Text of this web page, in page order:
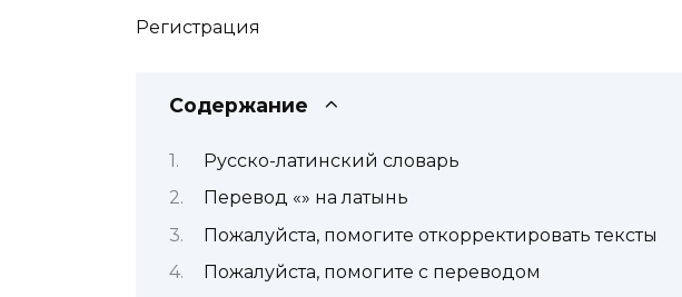
Регистрация
Содержание
Русско-латинский словарь
Перевод «» на латынь
Пожалуйста, помогите откорректировать тексты
Пожалуйста, помогите c переводом